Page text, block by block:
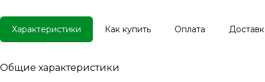
Характеристики Как купить Оплата
Общие характеристики